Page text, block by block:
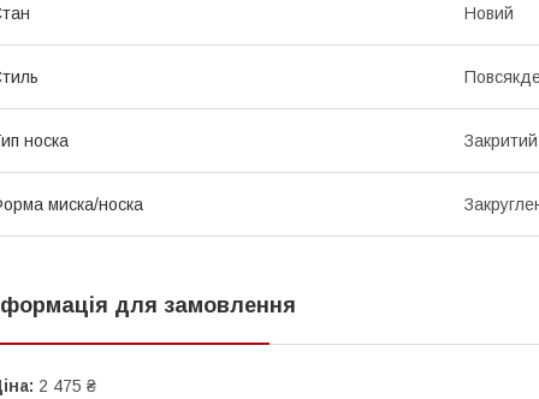
Новий
носка Закритий
миска/носка
для замовлення
2 475 ₴